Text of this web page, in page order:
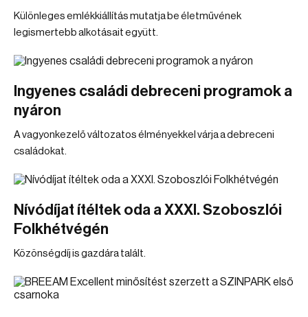
Különleges emlékkiállítás mutatja be életművének
legismertebb alkotásait együtt.
Ingyenes családi debreceni programok a
nyáron
A vagyonkezelő változatos élményekkel várja a debreceni
családokat.
Nívódíjat ítéltek oda a XXXI. Szoboszlói
Folkhétvégén
Közönségdíj is gazdára talált.